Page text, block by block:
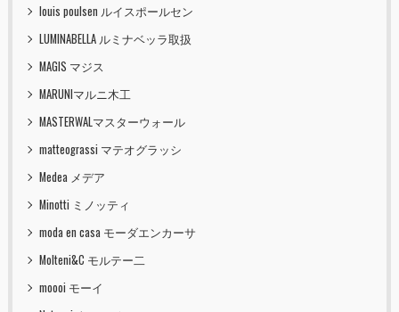
louis poulsen ルイスポールセン
LUMINABELLA ルミナベッラ取扱
MAGIS マジス
MARUNIマルニ木工
MASTERWALマスターウォール
matteograssi マテオグラッシ
Medea メデア
Minotti ミノッティ
moda en casa モーダエンカーサ
Molteni&C モルテー二
moooi モーイ